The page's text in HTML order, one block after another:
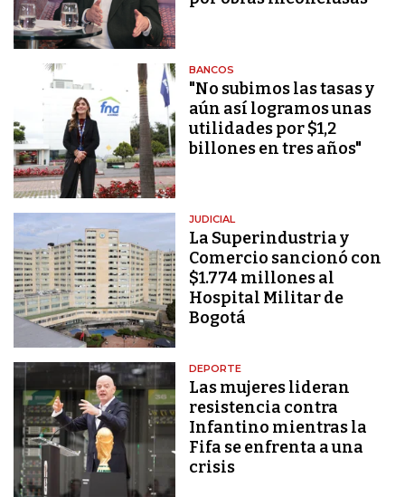
BANCOS
"No subimos las tasas y
aún así logramos unas
utilidades por $1,2
billones en tres años"
JUDICIAL
La Superindustria y
Comercio sancionó con
$1.774 millones al
Hospital Militar de
Bogotá
DEPORTE
Las mujeres lideran
resistencia contra
Infantino mientras la
Fifa se enfrenta a una
crisis